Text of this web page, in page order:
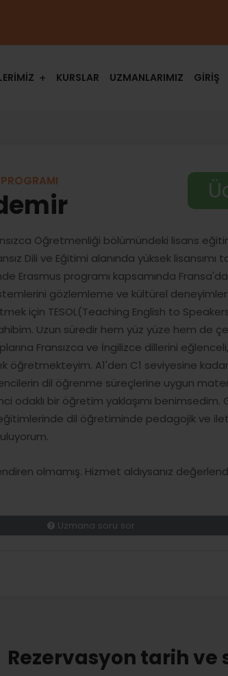
KURSLAR UZMANLARIMIZ GİRİŞ
Öğretmenliği bölümündeki lisans
Dili ve Eğitimi alanında yüksek lisansımı
Erasmus programı kapsamında
gözlemleme ve kültürel deneyimler
için TESOL(Teaching English to
Uzun süredir hem yüz yüze hem de
Fransızca ve İngilizce dillerini
öğretmekteyim. A1'den C1 seviyesine
dil öğrenme süreçlerine uygun
odaklı bir öğretim yaklaşımı benimsedim.
dil öğretiminde pedagojik ve
olmamış. Hizmet aldıysanız
Uzmana soru sor
Rezervasyon tarih ve